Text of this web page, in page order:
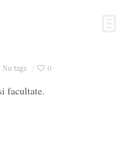
No tags 0
facultate.